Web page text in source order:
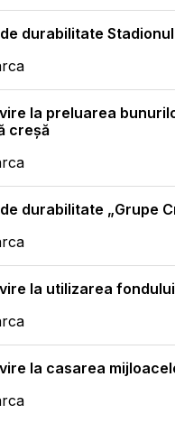
de durabilitate
la preluarea
creșă
de durabilitate „Grupe
la utilizarea
la casarea